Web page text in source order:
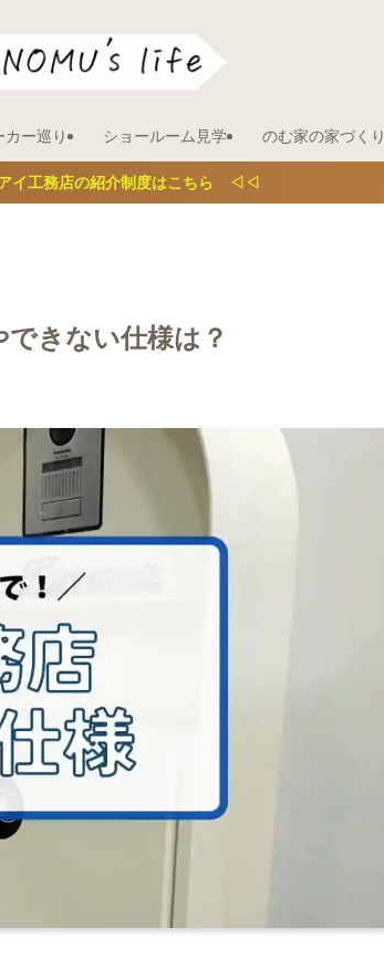
ー巡り ショールーム見学 のむ家の家づくり
工務店の紹介制度はこちら ◁◁
きない仕様は？